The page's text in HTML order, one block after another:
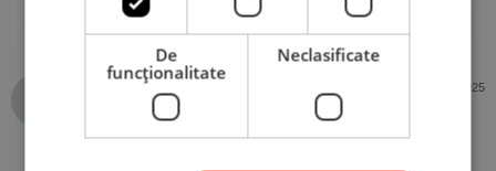
1-5 din 8 recenzii
Anonim
Cumpărător PrintBox
28 mai 2025
De
funcţionalitate
Neclasificate